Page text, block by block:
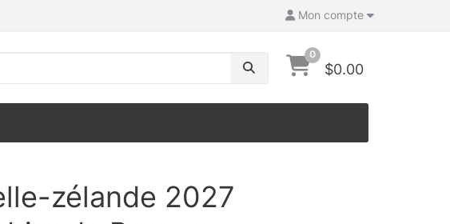
Mon compte
0
$0.00
zélande 2027